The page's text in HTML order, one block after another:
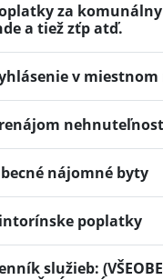
za
a tiež zťp atď.
v miestnom
nájomné byty
poplatky
služieb: